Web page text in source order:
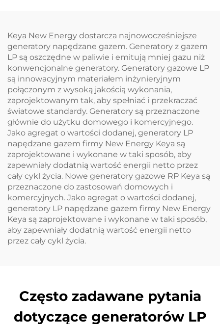
Keya New Energy dostarcza najnowocześniejsze
generatory napędzane gazem. Generatory z gazem
LP są oszczędne w paliwie i emitują mniej gazu niż
konwencjonalne generatory. Generatory gazowe LP
są innowacyjnym materiałem inżynieryjnym
połączonym z wysoką jakością wykonania,
zaprojektowanym tak, aby spełniać i przekraczać
światowe standardy. Generatory są przeznaczone
głównie do użytku domowego i komercyjnego.
Jako agregat o wartości dodanej, generatory LP
napędzane gazem firmy New Energy Keya są
zaprojektowane i wykonane w taki sposób, aby
zapewniały dodatnią wartość energii netto przez
cały cykl życia. Nowe generatory gazowe RP Keya są
przeznaczone do zastosowań domowych i
komercyjnych. Jako agregat o wartości dodanej,
generatory LP napędzane gazem firmy New Energy
Keya są zaprojektowane i wykonane w taki sposób,
aby zapewniały dodatnią wartość energii netto
przez cały cykl życia.
Często zadawane pytania
dotyczące generatorów LP